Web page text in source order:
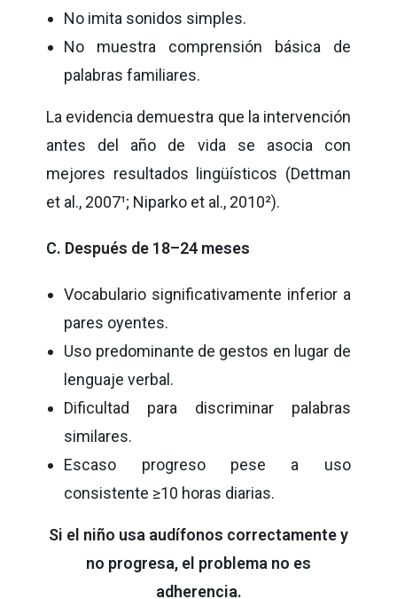
No imita sonidos simples.
No muestra comprensión básica de
palabras familiares.
La evidencia demuestra que la intervención
antes del año de vida se asocia con
mejores resultados lingüísticos (Dettman
et al., 2007¹; Niparko et al., 2010²).
C. Después de 18–24 meses
Vocabulario significativamente inferior a
pares oyentes.
Uso predominante de gestos en lugar de
lenguaje verbal.
Dificultad para discriminar palabras
similares.
Escaso progreso pese a uso
consistente ≥10 horas diarias.
Si el niño usa audífonos correctamente y
no progresa, el problema no es
adherencia.